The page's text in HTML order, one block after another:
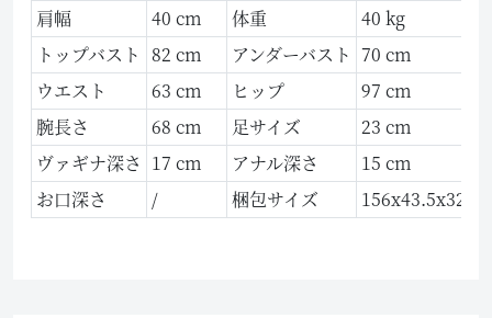
肩幅
40 cm 体重
40 kg
トップバスト 82 cm アンダーバスト 70 cm
ウエスト
63 cm ヒップ
97 cm
腕長さ
68 cm 足サイズ
23 cm
ヴァギナ深さ 17 cm アナル深さ
15 cm
お口深さ
/ 梱包サイズ 156x43.5x32